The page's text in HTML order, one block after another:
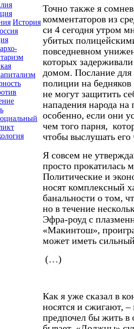
История
Точно также я
комментаторов из
си 4 сегодня утром
убитых
повседневном
которых
домом. Послание для
полиции на
не могут защитить
нападения народа
особенно, если они
чем того парня,
чтобы выслушать его
Я совсем не
просто прокатилась
Политические и
носят комплексный
банальности о том,
но в течение
Эфра-роуд с
«Макинтош»,
может иметь
(…)
Как я уже сказал в
носятся и сжигают,
предпочел бы жить в